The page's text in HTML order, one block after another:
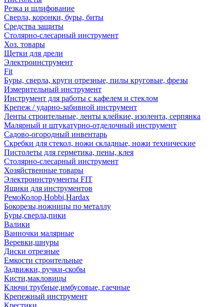
Резка и шлифование
Сверла, коронки, буры, биты
Средства защиты
Столярно-слесарный инструмент
Хоз. товары
Щетки для дрели
Электроинструмент
Fit
Буры, сверла, круги отрезные, пилы круговые, фрезы
Измерительный инструмент
Инструмент для работы с кафелем и стеклом
Крепеж / ударно-забивной инструмент
Ленты строительные, ленты клейкие, изолента, серпянка
Малярный и штукатурно-отделочный инструмент
Садово-огородный инвентарь
Скребки для стекол, ножи складные, ножи технические
Пистолеты для герметика, пены, клея
Столярно-слесарный инструмент
Хозяйственные товары
Электроинструменты FIT
Ящики для инструментов
РемоКолор,Hobbi,Hardax
Бокорезы,ножницы по металлу
Буры,сверла,пики
Валики
Ванночки малярные
Веревки,шнуры
Диски отрезные
Емкости строительные
Задвижки, ручки-скобы
Кисти,макловицы
Ключи трубные,имбусовые, гаечные
Крепежный инструмент
Крестики